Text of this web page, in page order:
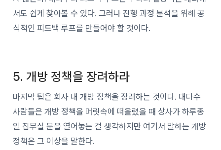
서도 쉽게 찾아볼 수 있다. 그러나 진행 과정 분석을 위해 공
식적인 피드백 루프를 만들어야 할 것이다.
5. 개방 정책을 장려하라
마지막 팁은 회사 내 개방 정책을 장려하는 것이다. 대다수
사람들은 개방 정책을 머릿속에 떠올렸을 때 상사가 하루종
일 집무실 문을 열어놓는 걸 생각하지만 여기서 말하는 개방
정책은 그 이상을 말한다.